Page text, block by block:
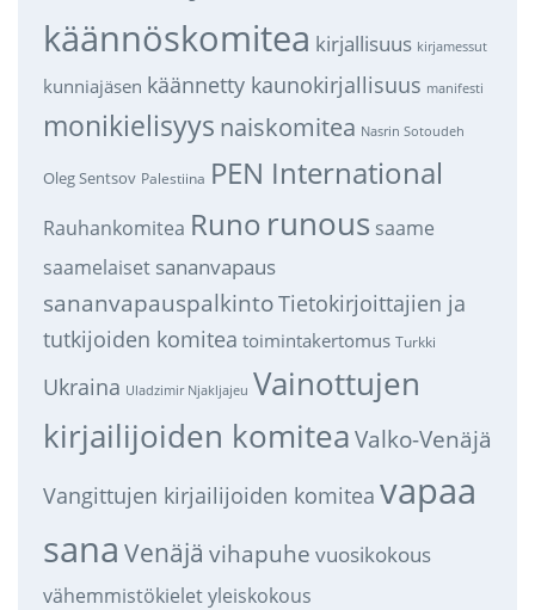
käännöskomitea kirjallisuus kirjamessut
kunniajäsen käännetty kaunokirjallisuus manifesti
monikielisyys naiskomitea Nasrin Sotoudeh
Oleg Sentsov Palestiina PEN International
Rauhankomitea Runo runous saame
saamelaiset sananvapaus
sananvapauspalkintoTietokirjoittajien ja
tutkijoiden komitea toimintakertomus Turkki
Ukraina Uladzimir Njakljajeu Vainottujen
kirjailijoiden komitea Valko-Venäjä
Vangittujen kirjailijoiden komitea vapaa
sana Venäjä vihapuhe vuosikokous
vähemmistökieletyleiskokous